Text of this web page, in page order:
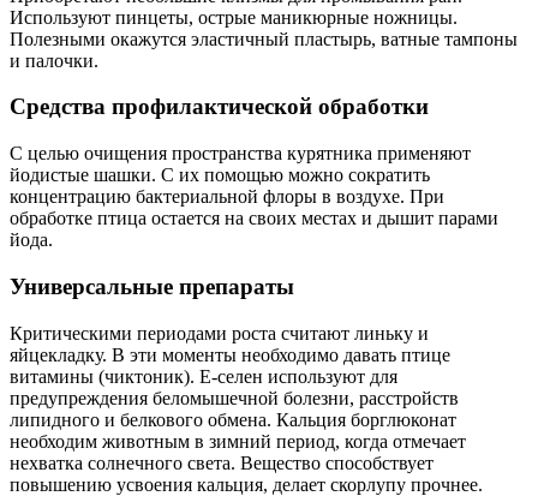
Используют пинцеты, острые маникюрные ножницы.
Полезными окажутся эластичный пластырь, ватные тампоны
и палочки.
Средства профилактической обработки
С целью очищения пространства курятника применяют
йодистые шашки. С их помощью можно сократить
концентрацию бактериальной флоры в воздухе. При
обработке птица остается на своих местах и дышит парами
йода.
Универсальные препараты
Критическими периодами роста считают линьку и
яйцекладку. В эти моменты необходимо давать птице
витамины (чиктоник). Е-селен используют для
предупреждения беломышечной болезни, расстройств
липидного и белкового обмена. Кальция борглюконат
необходим животным в зимний период, когда отмечает
нехватка солнечного света. Вещество способствует
повышению усвоения кальция, делает скорлупу прочнее.